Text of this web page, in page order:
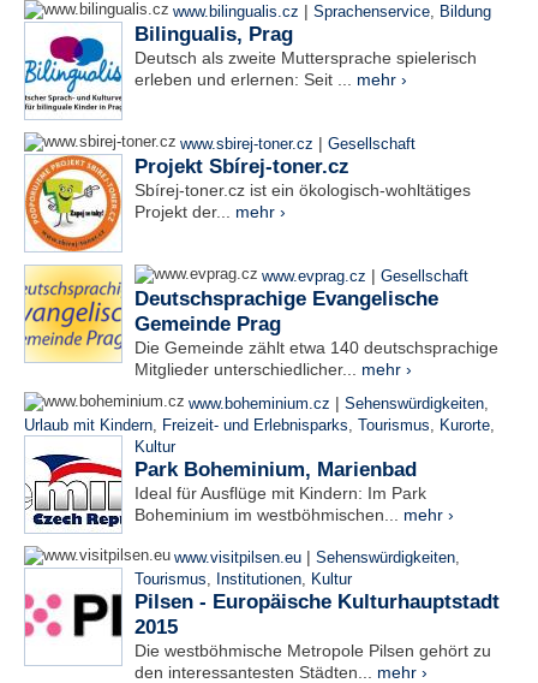
www.bilingualis.cz | Sprachenservice, Bildung
Bilingualis, Prag
Deutsch als zweite Muttersprache spielerisch
erleben und erlernen: Seit ... mehr ›
www.sbirej-toner.cz | Gesellschaft
Projekt Sbírej-toner.cz
Sbírej-toner.cz ist ein ökologisch-wohltätiges
Projekt der... mehr ›
www.evprag.cz | Gesellschaft
Deutschsprachige Evangelische
Gemeinde Prag
Die Gemeinde zählt etwa 140 deutschsprachige
Mitglieder unterschiedlicher... mehr ›
www.boheminium.cz | Sehenswürdigkeiten,
Urlaub mit Kindern, Freizeit- und Erlebnisparks, Tourismus, Kurorte,
Kultur
Park Boheminium, Marienbad
Ideal für Ausflüge mit Kindern: Im Park
Boheminium im westböhmischen... mehr ›
www.visitpilsen.eu | Sehenswürdigkeiten,
Tourismus, Institutionen, Kultur
Pilsen - Europäische Kulturhauptstadt
2015
Die westböhmische Metropole Pilsen gehört zu
den interessantesten Städten... mehr ›